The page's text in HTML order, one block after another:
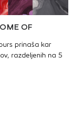
OF
prinaša kar
razdeljenih na 5